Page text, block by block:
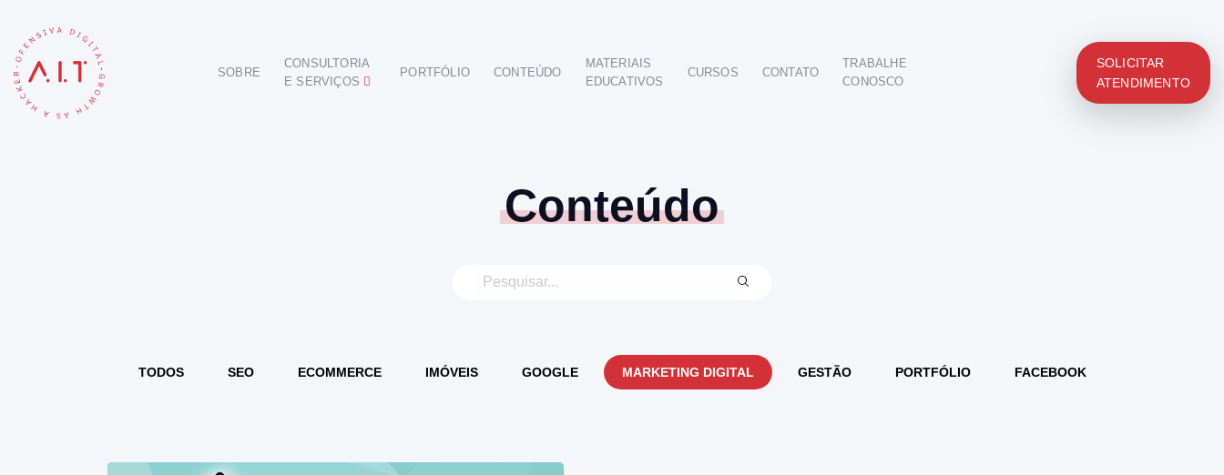
SOBRE
CONSULTORIA
E SERVIÇOS
ODONTOLÓGICO
HOTELARIA
BUSINESS INTELIGENCE
PORTFÓLIO CONTEÚDO
MATERIAIS
EDUCATIVOS
CURSOS CONTATO
TRABALHE
CONOSCO
SOLICITAR
ATENDIMENTO
Conteúdo
TODOS SEO ECOMMERCE IMÓVEIS GOOGLE MARKETING DIGITAL GESTÃO PORTFÓLIO FACEBOOK